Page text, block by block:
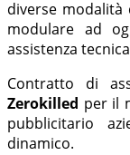
diverse
modulare ad
assistenza
Contratto di
Zerokilled per il
pubblicitario
dinamico.